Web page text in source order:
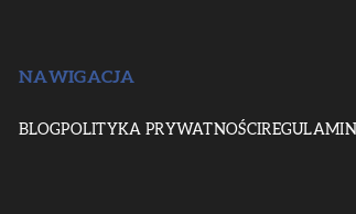
NAWIGACJA
BLOGPOLITYKA PRYWATNOŚCIREGULAMIN